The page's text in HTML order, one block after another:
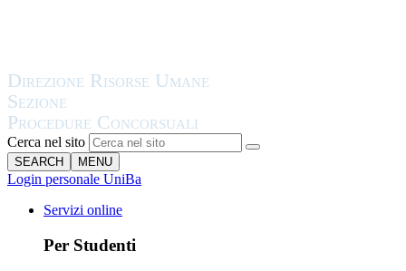
Cerca nel sito
SEARCH MENU
Login personale UniBa
Servizi online
Per Studenti